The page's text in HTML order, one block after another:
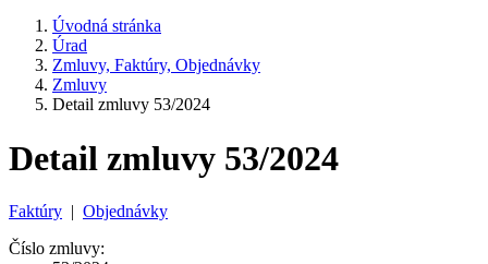
Úvodná stránka
Úrad
Zmluvy, Faktúry, Objednávky
Zmluvy
Detail zmluvy 53/2024
Detail zmluvy 53/2024
Faktúry | Objednávky
Číslo zmluvy: